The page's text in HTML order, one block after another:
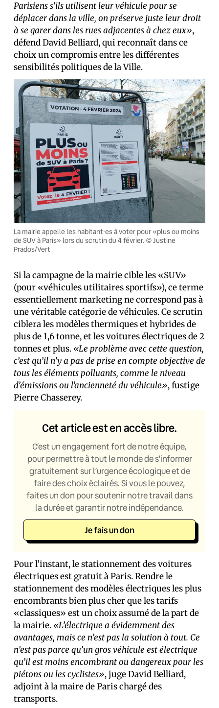
Parisiens s’ils utilisent leur véhicule pour se
déplacer dans la ville, on préserve juste leur droit
à se garer dans les rues adjacentes à chez eux»,
défend David Belliard, qui reconnaît dans ce
choix un compromis entre les différentes
sensibilités politiques de la Ville.
La mairie appelle les habitant·es à voter pour «plus ou moins
de SUV à Paris» lors du scrutin du 4 février. © Justine
Prados/Vert
Si la campagne de la mairie cible les «SUV»
(pour «véhicules utilitaires sportifs»), ce terme
essentiellement marketing ne correspond pas à
une véritable catégorie de véhicules. Ce scrutin
ciblera les modèles thermiques et hybrides de
plus de 1,6 tonne, et les voitures électriques de 2
tonnes et plus. «Le problème avec cette question,
c’est qu’il n’y a pas de prise en compte objective de
tous les éléments polluants, comme le niveau
d’émissions ou l’ancienneté du véhicule», fustige
Pierre Chasserey.
Cet article est en accès libre.
C’est un engagement fort de notre équipe,
pour permettre à tout le monde de s’informer
gratuitement sur l’urgence écologique et de
faire des choix éclairés. Si vous le pouvez,
faites un don pour soutenir notre travail dans
la durée et garantir notre indépendance.
Je fais un don
Pour l’instant, le stationnement des voitures
électriques est gratuit à Paris. Rendre le
stationnement des modèles électriques les plus
encombrants bien plus cher que les tarifs
«classiques» est un choix assumé de la part de
la mairie. «L’électrique a évidemment des
avantages, mais ce n’est pas la solution à tout. Ce
n’est pas parce qu’un gros véhicule est électrique
qu’il est moins encombrant ou dangereux pour les
piétons ou les cyclistes», juge David Belliard,
adjoint à la maire de Paris chargé des
transports.